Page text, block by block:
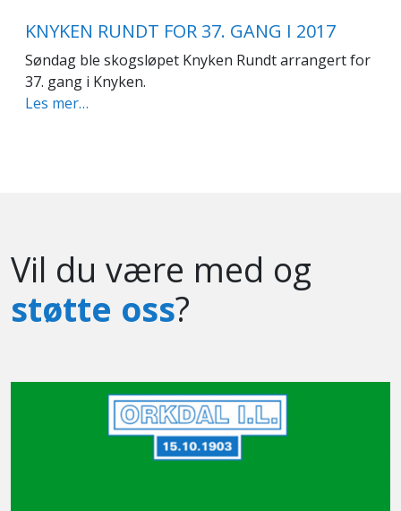
KNYKEN RUNDT FOR 37. GANG I 2017
Søndag ble skogsløpet Knyken Rundt arrangert for
37. gang i Knyken.
Les mer…
Vil du være med og
støtte oss?